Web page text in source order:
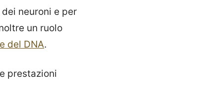
neuroni e per
un ruolo
del DNA.
prestazioni